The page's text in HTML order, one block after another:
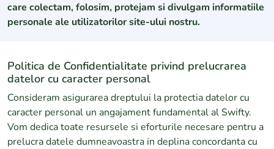
care colectam, folosim, protejam si divulgam informatiile
personale ale utilizatorilor site-ului nostru.
Politica de Confidentialitate privind prelucrarea
datelor cu caracter personal
Consideram asigurarea dreptului la protectia datelor cu
caracter personal un angajament fundamental al Swifty.
Vom dedica toate resursele si eforturile necesare pentru a
prelucra datele dumneavoastra in deplina concordanta cu